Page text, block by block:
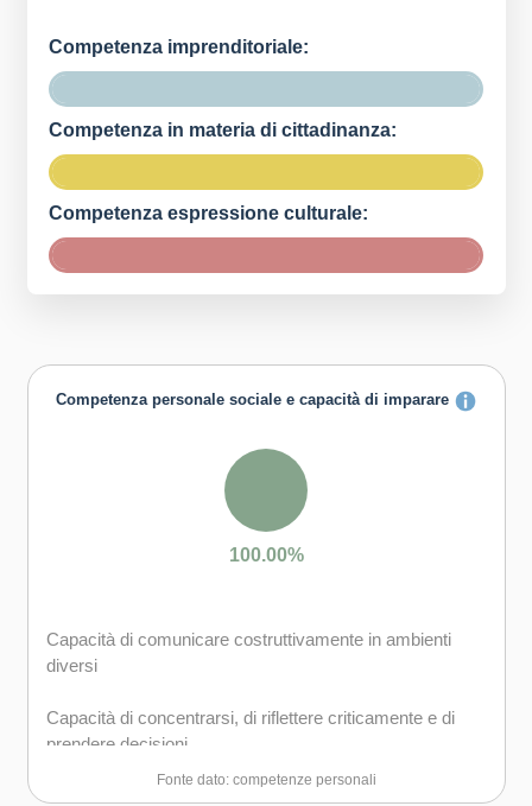
Competenza imprenditoriale:
Competenza in materia di cittadinanza:
Competenza espressione culturale:
Competenza personale sociale e capacità di imparare
100.00%
Capacità di comunicare costruttivamente in ambienti
diversi
Capacità di concentrarsi, di riflettere criticamente e di
prendere decisioni
Fonte dato: competenze personali